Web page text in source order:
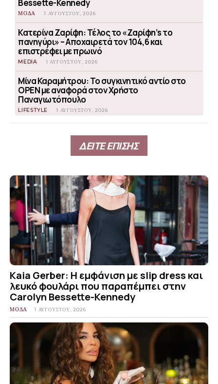
Bessette-Kennedy
ΜΟΔΑ 1 ΑΥΓΟΎΣΤΟΥ, 2026
Κατερίνα Ζαρίφη: Τέλος το «Ζαρίφη’s το
πανηγύρι» – Αποχαιρετά τον 104,6 και
επιστρέφει με πρωινό
MEDIA 1 ΑΥΓΟΎΣΤΟΥ, 2026
Μίνα Καραμήτρου: Το συγκινητικό αντίο στο
OPEN με αναφορά στον Χρήστο
Παναγιωτόπουλο
LIFESTYLE 1 ΑΥΓΟΎΣΤΟΥ, 2026
ΔΕΙΤΕ ΕΠΙΣΗΣ
Kaia Gerber: Η εμφάνιση με slip dress και
λευκό φουλάρι που παραπέμπει στην
Carolyn Bessette-Kennedy
ΜΟΔΑ 1 ΑΥΓΟΎΣΤΟΥ, 2026